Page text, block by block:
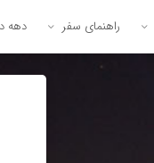
راهنمای سفر دهه